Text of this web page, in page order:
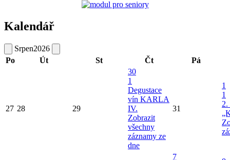
Kalendář
Srpen2026
Po
Út St Čt Pá
27 28 29
30
1
Degustace
vín KARLA
IV.
Zobrazit
všechny
záznamy ze
dne
31
1
1
2.
7